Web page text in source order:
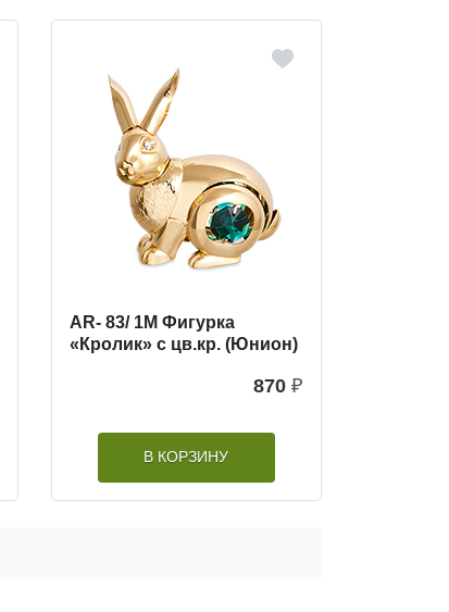
AR- 83/ 1M Фигурка
«Кролик» с цв.кр. (Юнион)
870 ₽
В КОРЗИНУ